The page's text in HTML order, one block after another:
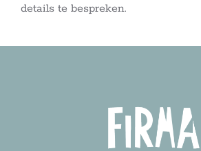
details te bespreken.